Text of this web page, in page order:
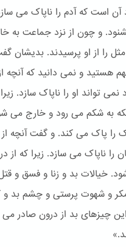
است که آدم را ناپاک می
و چون از نزد جماعت به
را از او پرسیدند. بدیشان
هستید و نمی دانید که آنچه
تواند او را ناپاک سازد.
به شکم می رود و خارج می
را پاک می کند. و گفت آنچه از
را ناپاک می سازد. زیرا که از
خیالات بد و زنا و فسق و
و شهوت پرستی و چشم بد و
چیزهای بد از درون صادر می